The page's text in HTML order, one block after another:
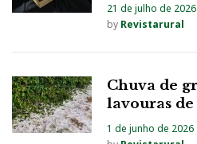
21 de julho de 2026
by Revistarural
Chuva de
lavouras de
1 de junho de 2026